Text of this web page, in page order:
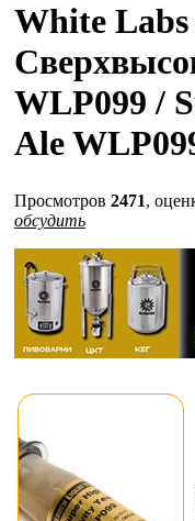
White
WLP099 /
Ale
Просмотров 2471,
обсудить